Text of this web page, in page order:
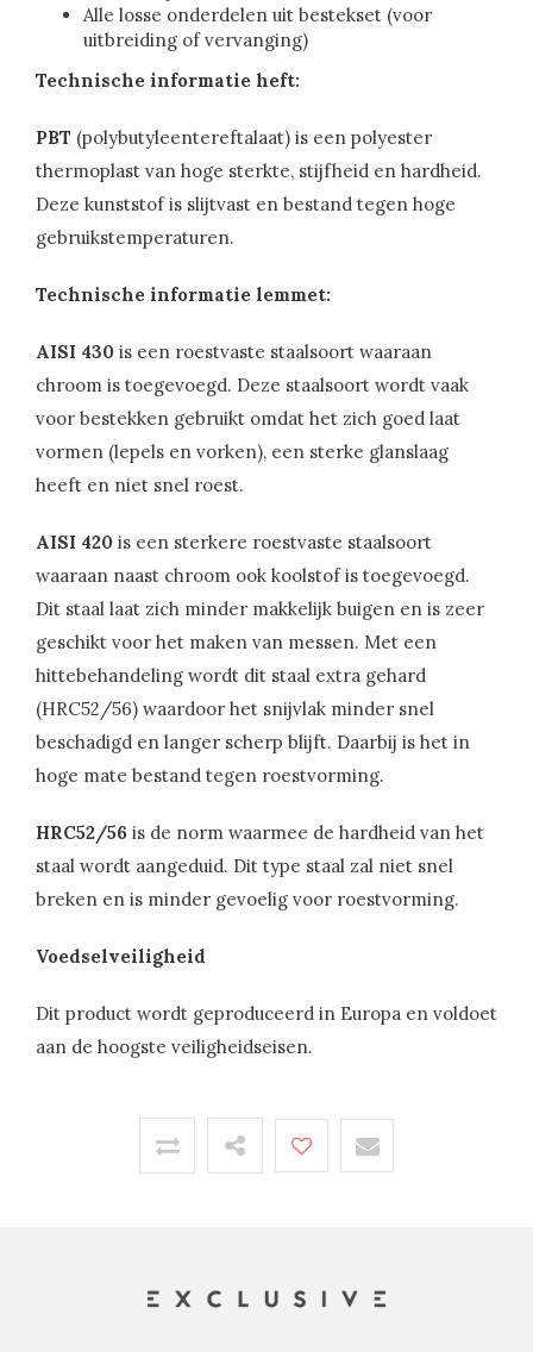
Alle losse onderdelen uit bestekset (voor
uitbreiding of vervanging)
Technische informatie heft:
PBT (polybutyleentereftalaat) is een polyester
thermoplast van hoge sterkte, stijfheid en hardheid.
Deze kunststof is slijtvast en bestand tegen hoge
gebruikstemperaturen.
Technische informatie lemmet:
AISI 430 is een roestvaste staalsoort waaraan
chroom is toegevoegd. Deze staalsoort wordt vaak
voor bestekken gebruikt omdat het zich goed laat
vormen (lepels en vorken), een sterke glanslaag
heeft en niet snel roest.
AISI 420 is een sterkere roestvaste staalsoort
waaraan naast chroom ook koolstof is toegevoegd.
Dit staal laat zich minder makkelijk buigen en is zeer
geschikt voor het maken van messen. Met een
hittebehandeling wordt dit staal extra gehard
(HRC52/56) waardoor het snijvlak minder snel
beschadigd en langer scherp blijft. Daarbij is het in
hoge mate bestand tegen roestvorming.
HRC52/56 is de norm waarmee de hardheid van het
staal wordt aangeduid. Dit type staal zal niet snel
breken en is minder gevoelig voor roestvorming.
Voedselveiligheid
Dit product wordt geproduceerd in Europa en voldoet
aan de hoogste veiligheidseisen.